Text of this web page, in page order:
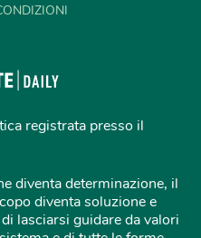
registrata presso il
diventa determinazione, il
diventa soluzione e
lasciarsi guidare da valori